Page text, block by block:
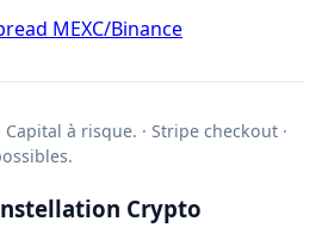
MEXC/Binance
à risque. · Stripe checkout ·
Crypto